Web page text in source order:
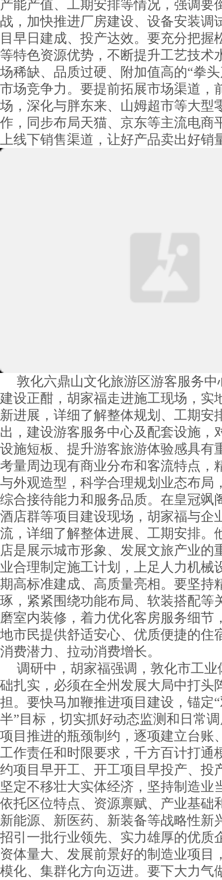
产能产值、工期安排等情况，强调要
战，加快推进厂房建设、设备安装调
目早日建成、投产达效。要充分把握
等特色资源优势，不断提升工艺技术
场稀缺、品质过硬、附加值高的“拳
市场竞争力。要提前拓展市场渠道，
场，深化与胖东来、山姆超市等大型
作，同步布局天猫、京东等主流电商
上线下销售渠道，让好产品卖出好销
敦化六鼎山文化旅游区游客服务
建设正酣，胡家福走进施工现场，实
新进展，详细了解整体规划、工期安
出，建设游客服务中心及配套设施，
设施短板、提升游客旅游体验感具有
考量周边现有商业分布和客流特点，
与外观造型，科学合理规划业态布局
综合接待能力和服务品质。在皇冠飒
酒店群等项目建设现场，胡家福与企
流，详细了解整体进展、工期安排。
店是展示城市形象、发展文旅产业的
业合理制定施工计划，上足人力机械
期高标准建成、高质量亮相。要坚持
琢，紧紧围绕功能布局、软装搭配等
磨室内装修，着力优化客房服务细节
地市民提供舒适安心、优质便捷的住
消费潜力、拉动消费增长。
调研中，胡家福强调，敦化市工
础扎实，必须在全州发展大局中打头
担。要快马加鞭推进项目建设，锚定
半”目标，切实抓好动态监测和日常
项目推进的瓶颈制约，逐项建立台账
工作责任和时限要求，千方百计打通
约项目早开工、开工项目早投产、投
坚定不移壮大实体经济，坚持制造业
依托区位特点、资源禀赋、产业基础
新能源、新医药、新装备等战略性新
招引一批行业领先、实力雄厚的优质
资体量大、发展前景好的制造业项目
模化、集群化方向迈进。要下大力气